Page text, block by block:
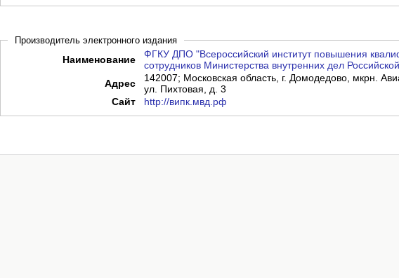
Производитель электронного издания
Наименование
ФГКУ ДПО "Всероссийский институт повышения
сотрудников Министерства внутренних дел
Адрес
142007; Московская область, г. Домодедово, мкрн.
ул. Пихтовая, д. 3
Сайт
http://випк.мвд.рф